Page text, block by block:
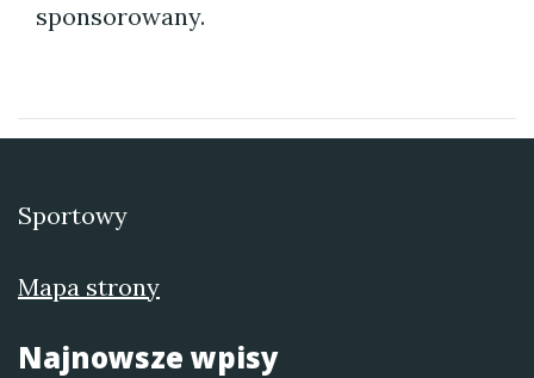
sponsorowany.
Sportowy
Mapa strony
Najnowsze wpisy